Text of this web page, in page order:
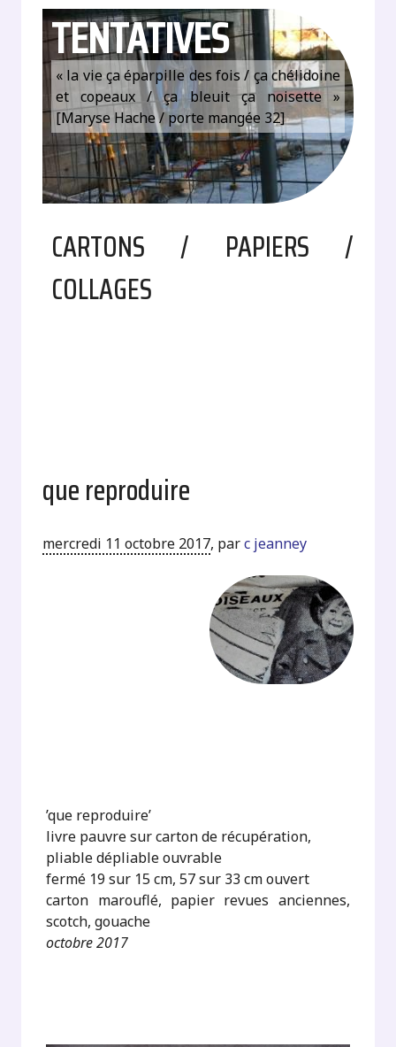
TENTATIVES
« la vie ça éparpille des fois / ça chélidoine
et copeaux / ça bleuit ça noisette »
[Maryse Hache / porte mangée 32]
CARTONS / PAPIERS /
COLLAGES
que reproduire
mercredi 11 octobre 2017, parc jeanney
’que reproduire’
livre pauvre sur carton de récupération,
pliable dépliable ouvrable
fermé 19 sur 15 cm, 57 sur 33 cm ouvert
carton marouflé, papier revues anciennes,
scotch, gouache
octobre 2017